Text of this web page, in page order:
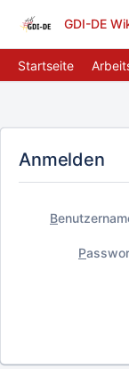
GDI-DE
Startseite
Anmelden
B
P